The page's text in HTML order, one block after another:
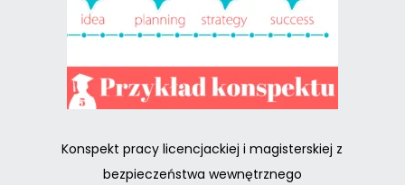
Konspekt pracy licencjackiej i magisterskiej z
bezpieczeństwa wewnętrznego